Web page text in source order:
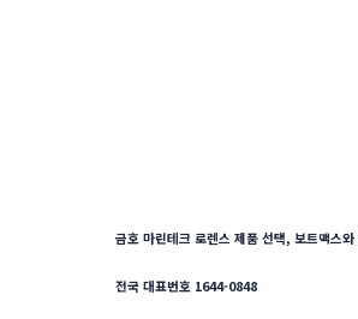
금호 마린테크 로렌스 제품 선택, 보트맥스
전국 대표번호 1644-0848